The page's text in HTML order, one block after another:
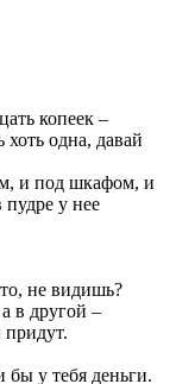
копеек –
хоть одна, давай
и под шкафом, и
у нее
не видишь?
в другой –
придут.
у тебя деньги.